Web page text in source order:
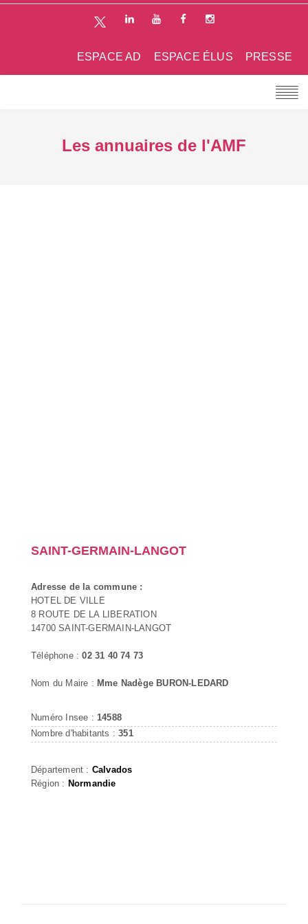
PRESSE
ESPACE ÉLUS
ESPACE AD
Les annuaires de l'AMF
SAINT-GERMAIN-LANGOT
Adresse de la commune :
HOTEL DE VILLE
8 ROUTE DE LA LIBERATION
14700 SAINT-GERMAIN-LANGOT
Téléphone :02 31 40 74 73
Nom du Maire : Mme Nadège BURON-LEDARD
Numéro Insee : 14588
Nombre d'habitants :351
Département : Calvados
Région : Normandie